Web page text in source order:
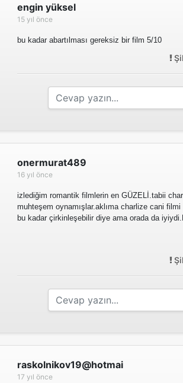
engin yüksel
15 yıl önce
bu kadar abartılması gereksiz bir film 5/10
onermurat489
16 yıl önce
izlediğim romantik filmlerin en GÜZELİ.tabii
muhteşem oynamışlar.aklıma charlize cani
bu kadar çirkinleşebilir diye ama orada da
raskolnikov19@hotmai
17 yıl önce